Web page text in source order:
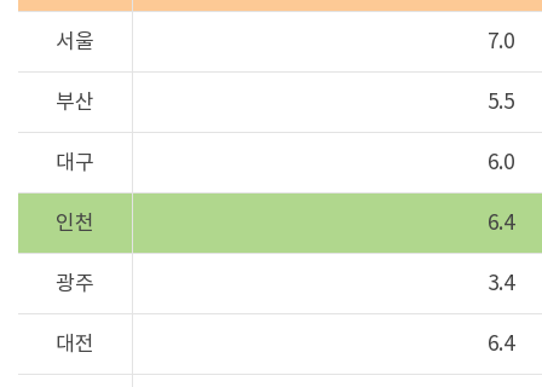
서울 7.0
부산 5.5
대구 6.0
인천 6.4
광주 3.4
대전 6.4